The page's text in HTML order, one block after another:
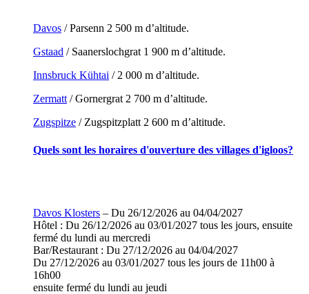
Davos / Parsenn 2 500 m d’altitude.
Gstaad / Saanerslochgrat 1 900 m d’altitude.
Innsbruck Kühtai / 2 000 m d’altitude.
Zermatt/ Gornergrat 2 700 m d’altitude.
Zugspitze / Zugspitzplatt 2 600 m d’altitude.
Quels sont les horaires d'ouverture des villages d'igloos?
Davos Klosters – Du 26/12/2026 au 04/04/2027
Hôtel : Du 26/12/2026 au 03/01/2027 tous les jours, ensuite
fermé du lundi au mercredi
Bar/Restaurant : Du 27/12/2026 au 04/04/2027
Du 27/12/2026 au 03/01/2027 tous les jours de 11h00 à
16h00
ensuite fermé du lundi au jeudi